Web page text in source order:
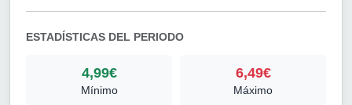
ESTADÍSTICAS DEL PERIODO
4,99€
Mínimo
6,49€
Máximo